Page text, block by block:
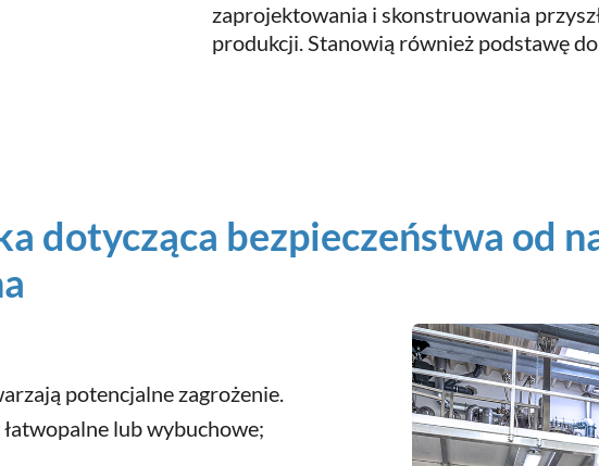
zaprojektowania i skonstruowania
produkcji. Stanowią również podstawę
dotycząca bezpieczeństwa od
potencjalne zagrożenie.
lub wybuchowe;